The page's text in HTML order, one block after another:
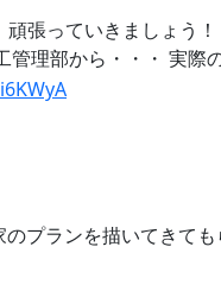
張っていきましょう
理部から・・・ 実際
プランを描いてきても